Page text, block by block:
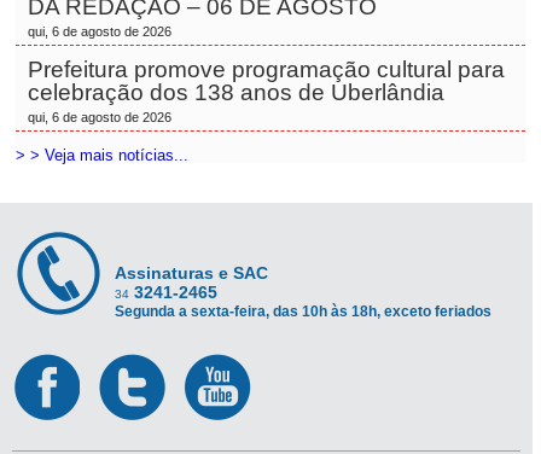
DA REDAÇÃO – 06 DE AGOSTO
qui, 6 de agosto de 2026
Prefeitura promove programação cultural para
celebração dos 138 anos de Uberlândia
qui, 6 de agosto de 2026
> > Veja mais notícias...
Assinaturas e SAC
34 3241-2465
Segunda a sexta-feira, das 10h às 18h, exceto feriados